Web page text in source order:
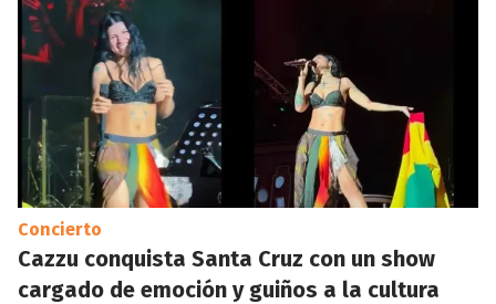
Concierto
Cazzu conquista Santa Cruz con un show
cargado de emoción y guiños a la cultura